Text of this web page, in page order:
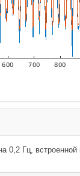
0,2 Гц,